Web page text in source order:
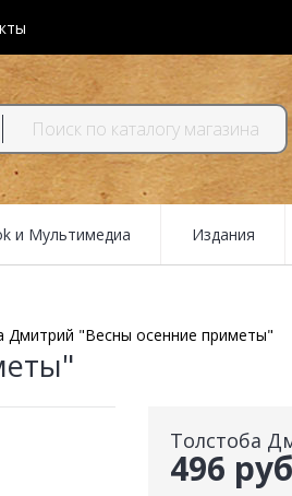
и Мультимедиа Издания
Дмитрий "Весны осенние приметы"
Толстоба
496